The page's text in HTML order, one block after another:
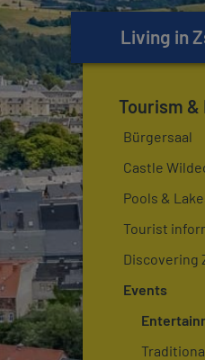
Living in
Tourism &
Bürgersaal
Castle
Pools &
Tourist
Discovering
Events